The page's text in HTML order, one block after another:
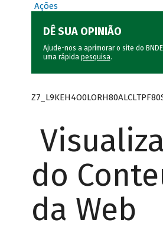
Ações
DÊ SUA OPINIÃO
Ajude-nos a aprimorar o site do
uma rápida pesquisa.
do
da Web